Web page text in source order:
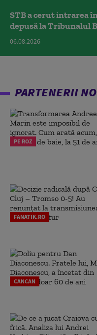
STB a cerut intrarea
depusă la Tribunalul
06.08.2026
PARTENERII
PE ROZ
FANATIK.RO
CANCAN